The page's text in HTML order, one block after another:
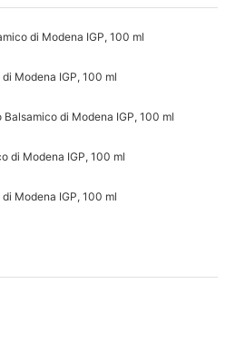
di Modena IGP, 100 ml
Modena IGP, 100 ml
Balsamico di Modena IGP, 100 ml
di Modena IGP, 100 ml
Modena IGP, 100 ml